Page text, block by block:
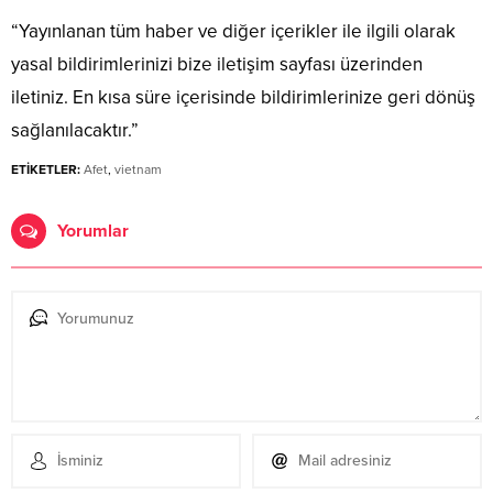
“Yayınlanan tüm haber ve diğer içerikler ile ilgili olarak
yasal bildirimlerinizi bize iletişim sayfası üzerinden
iletiniz. En kısa süre içerisinde bildirimlerinize geri dönüş
sağlanılacaktır.”
ETİKETLER: Afet, vietnam
Yorumlar